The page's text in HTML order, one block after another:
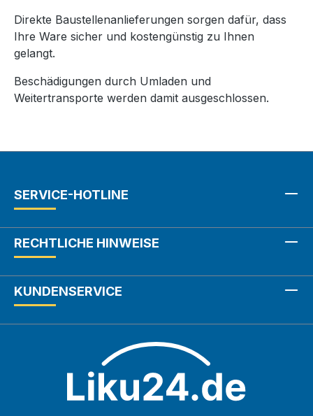
Direkte Baustellenanlieferungen sorgen dafür, dass
Ihre Ware sicher und kostengünstig zu Ihnen
gelangt.
Beschädigungen durch Umladen und
Weitertransporte werden damit ausgeschlossen.
SERVICE-HOTLINE
RECHTLICHE HINWEISE
KUNDENSERVICE